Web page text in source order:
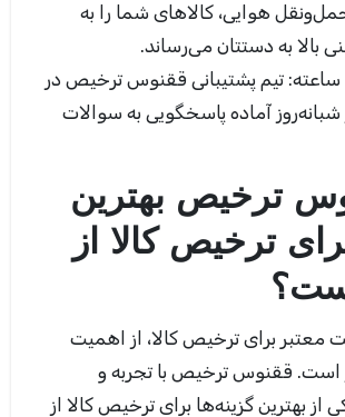
هوایی، کالاهای شما را به
بالا به دستتان می‌رساند.
تیم پشتیبانی ققنوس ترخیص در
آماده پاسخگویی به سوالات
ترخیص بهترین
ترخیص کالا از
معتبر برای ترخیص کالا، از اهمیت
است. ققنوس ترخیص با تجربه و
بهترین گزینه‌ها برای ترخیص کالا از